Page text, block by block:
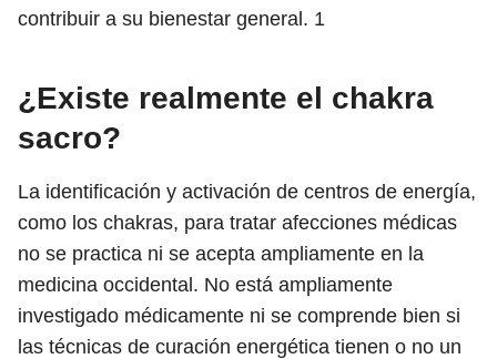
contribuir a su bienestar general. 1
¿Existe realmente el chakra
sacro?
La identificación y activación de centros de energía,
como los chakras, para tratar afecciones médicas
no se practica ni se acepta ampliamente en la
medicina occidental. No está ampliamente
investigado médicamente ni se comprende bien si
las técnicas de curación energética tienen o no un